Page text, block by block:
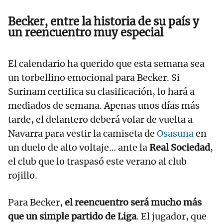
Becker, entre la historia de su país y
un reencuentro muy especial
El calendario ha querido que esta semana sea
un torbellino emocional para Becker. Si
Surinam certifica su clasificación, lo hará a
mediados de semana. Apenas unos días más
tarde, el delantero deberá volar de vuelta a
Navarra para vestir la camiseta de Osasunaen
un duelo de alto voltaje… ante laReal Sociedad,
el club que lo traspasó este verano al club
rojillo.
Para Becker, el reencuentro será mucho más
que un simple partido de Liga. El jugador, que